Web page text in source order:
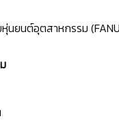
ยนต์อุตสาหกรรม